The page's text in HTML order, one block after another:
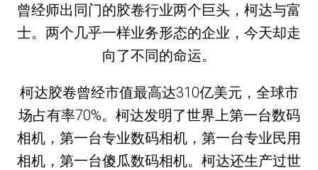
曾经师出同门的胶卷行业两个巨头，柯达与富
士。两个几乎一样业务形态的企业，今天却走
向了不同的命运。
柯达胶卷曾经市值最高达310亿美元，全球市
场占有率70%。柯达发明了世界上第一台数码
相机，第一台专业数码相机，第一台专业民用
相机，第一台傻瓜数码相机。柯达还生产过世